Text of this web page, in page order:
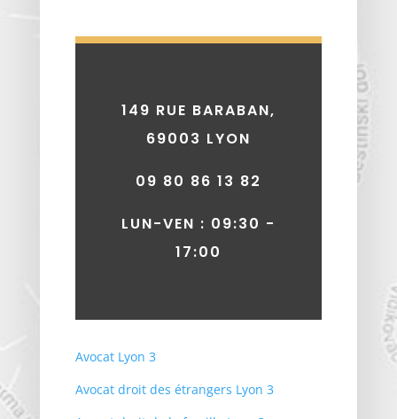
149 RUE BARABAN,
69003 LYON
09 80 86 13 82
LUN-VEN : 09:30 -
17:00
Avocat Lyon 3
Avocat droit des étrangers Lyon 3